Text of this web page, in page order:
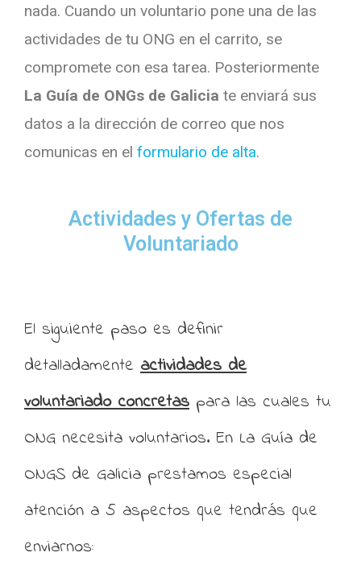
nada. Cuando un voluntario pone una de las
actividades de tu ONG en el carrito, se
compromete con esa tarea. Posteriormente
La Guía de ONGs de Galicia te enviará sus
datos a la dirección de correo que nos
comunicas en el formulario de alta.
Actividades y Ofertas de
Voluntariado
El siguiente paso es definir
detalladamente actividades de
voluntariado concretas para las cuales tu
ONG necesita voluntarios. En La Guía de
ONGS de Galicia prestamos especial
atención a 5 aspectos que tendrás que
enviarnos: